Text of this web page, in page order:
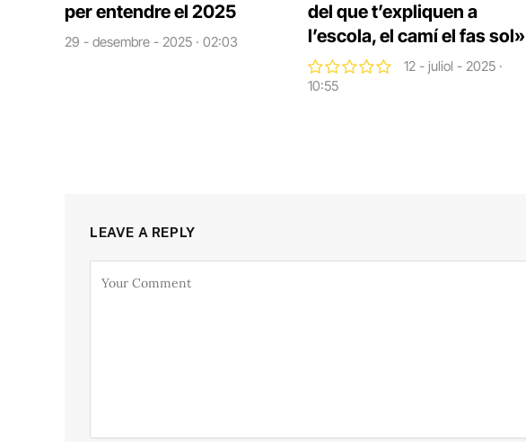
per entendre el 2025
29 - desembre - 2025 · 02:03
del que t’expliquen a
l’escola, el camí el fas sol»
12 - juliol - 2025 ·
10:55
LEAVE A REPLY